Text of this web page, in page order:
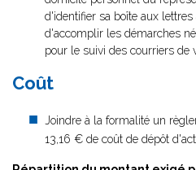
d'identifier sa boîte aux
d'accomplir les démarches
pour le suivi des courriers de
Coût
Joindre à la formalité un
13,16 € de coût de dépôt